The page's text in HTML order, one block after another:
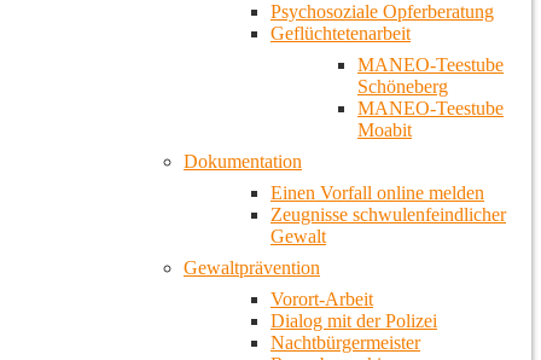
Psychosoziale Opferberatung
Geflüchtetenarbeit
MANEO-Teestube
Schöneberg
MANEO-Teestube
Moabit
Dokumentation
Einen Vorfall online melden
Zeugnisse schwulenfeindlicher
Gewalt
Gewaltprävention
Vorort-Arbeit
Dialog mit der Polizei
Nachtbürgermeister